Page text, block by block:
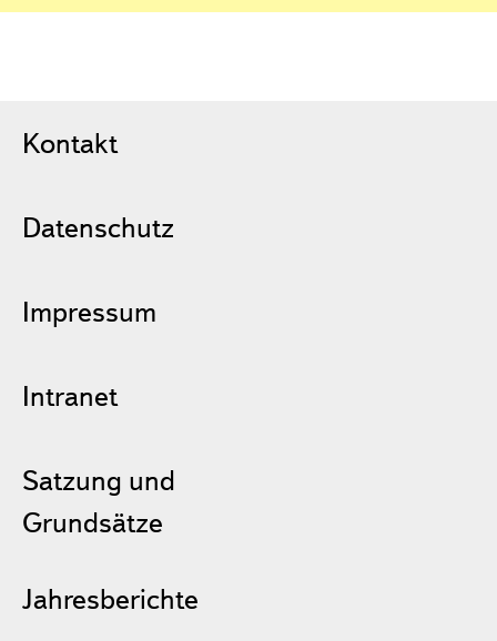
Kontakt
Datenschutz
Impressum
Intranet
Satzung und
Grundsätze
Jahresberichte